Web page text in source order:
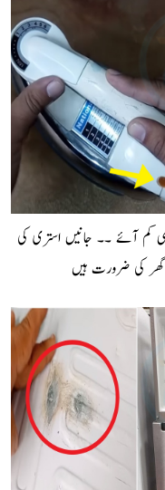
کم آئے ۔۔ جانیں استری کی
کی ضرورت ہیں